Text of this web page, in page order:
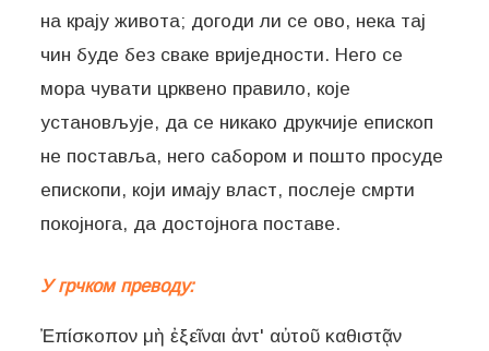
на крају живота; догоди ли се ово, нека тај
чин буде без сваке вриједности. Него се
мора чувати црквено правило, које
установљује, да се никако друкчије епископ
не поставља, него сабором и пошто просуде
епископи, који имају власт, послеје смрти
покојнога, да достојнога поставе.
У грчком преводу:
Ἐπίσκοπον μὴ ἐξεῖναι ἀντ' αὐτοῦ καθιστᾷν